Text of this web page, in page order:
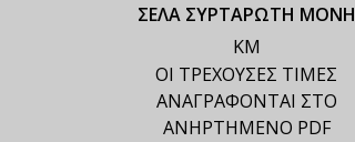
ΣΕΛΑ ΣΥΡΤΑΡΩΤΗ ΜΟΝΗ
ΚΜ
ΟΙ ΤΡΕΧΟΥΣΕΣ ΤΙΜΕΣ
ΑΝΑΓΡΑΦΟΝΤΑΙ ΣΤΟ
ΑΝΗΡΤΗΜΕΝΟ PDF